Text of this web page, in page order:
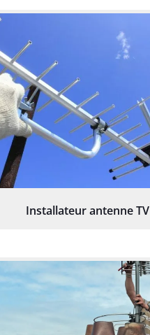
Installateur antenne TV